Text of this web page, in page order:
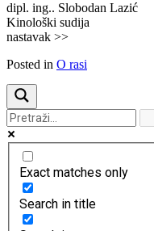
dipl. ing.. Slobodan Lazić
Kinološki sudija
nastavak >>
Posted in O rasi
Exact matches only
Search in title